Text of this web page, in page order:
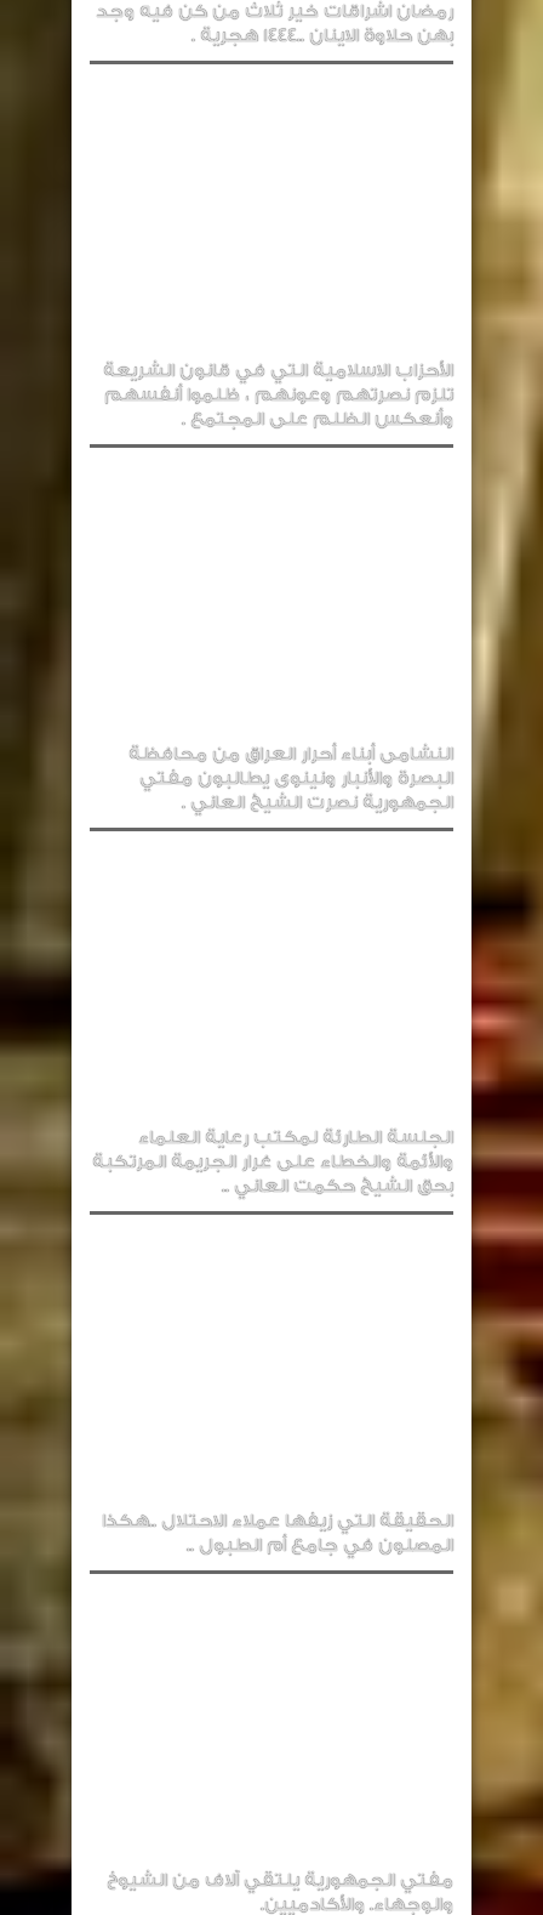
رمضان اشراقات خير ثلاث من كن فيه وجد
بهن حلاوة الاينان ..1444 هجرية .
الأحزاب الاسلامية التي في قانون الشريعة
تلزم نصرتهم وعونهم ، ظلموا أنفسهم
وأنعكس الظلم على المجتمع .
النشامى أبناء أحرار العراق من محافظة
البصرة والأنبار ونينوى يطالبون مفتي
الجمهورية نصرت الشيخ العاني .
الجلسة الطارئة لمكتب رعاية العلماء
والأئمة والخطاء على غرار الجريمة المرتكبة
بحق الشيخ حكمت العاني ..
الحقيقة التي زيفها عملاء الاحتلال ..هكذا
المصلون في جامع أم الطبول ..
مفتي الجمهورية يلتقي آلاف من الشيوخ
والوجهاء. والأكادميين.